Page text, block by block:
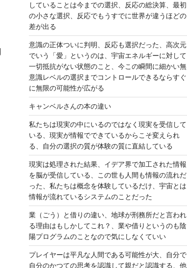
していることは今までの選択、反応の総決算、最初
の小さな選択、反応でもうすでに世界が違うほどの
差が出る
意識の正体ついに判明、反応も選択だった、高次元
でいう「愛」というのは、宇宙エネルギーに対して
一切抵抗がない状態のこと、今この瞬間に細かい無
意識レベルの選択までコントロールできるならすぐ
に無限の可能性が広がる
キャンベルさんの本の違い
私たちは現実の中にいるのではなく現実を受信して
いる、現実が情報でできているからこそ変えられ
る、自分の選択の質が体験の質に直結している
現実は処理された結果、イデア界で加工された情報
を脳が受信している、この世も人間も情報の流れだ
った、私たちは概念を体験しているだけ、宇宙とは
情報が流れているシステムのことだった
業（ごう）と借りの違い、地球が刑務所だと言われ
る理由はもしかしてこれ？、業や借りというのも陰
陽プログラムのことなので気にしなくていい
プレイヤーは平凡な人間である可能性が大、自分で
自分のかつての思考を認識して親だと認識する、他